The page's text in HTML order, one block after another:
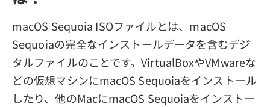
macOS Sequoia ISOファイルとは、macOS
Sequoiaの完全なインストールデータを含むデジ
タルファイルのことです。VirtualBoxやVMwareな
どの仮想マシンにmacOS Sequoiaをインストール
したり、他のMacにmacOS Sequoiaをインストー